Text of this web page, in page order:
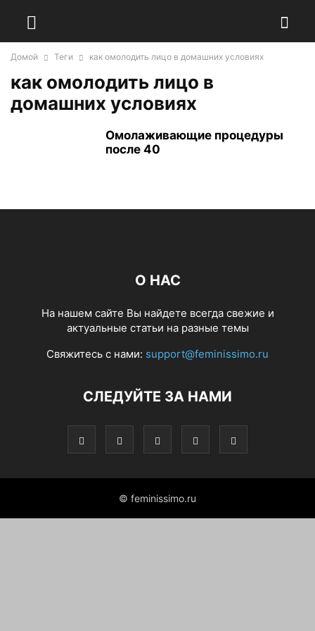
Домой Теги как омолодить лицо в домашних условиях
как омолодить лицо в
домашних условиях
Омолаживающие процедуры
после 40
О НАС
На нашем сайте Вы найдете всегда свежие и
актуальные статьи на разные темы
Свяжитесь с нами: support@feminissimo.ru
СЛЕДУЙТЕ ЗА НАМИ
© feminissimo.ru